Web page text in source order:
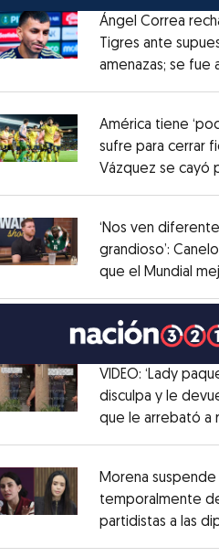
Opens in new window
Ángel Correa
Tigres ante
amenazas; se fue
Opens in new window
América tiene
sufre para cerrar
Vázquez se cayó
Opens in new window
‘Nos ven
grandioso’:
que el Mundial
Opens in new window
VIDEO: ‘Lady
disculpa y le
que le arrebató a
Opens in new window
Morena suspende
temporalmente
partidistas a las